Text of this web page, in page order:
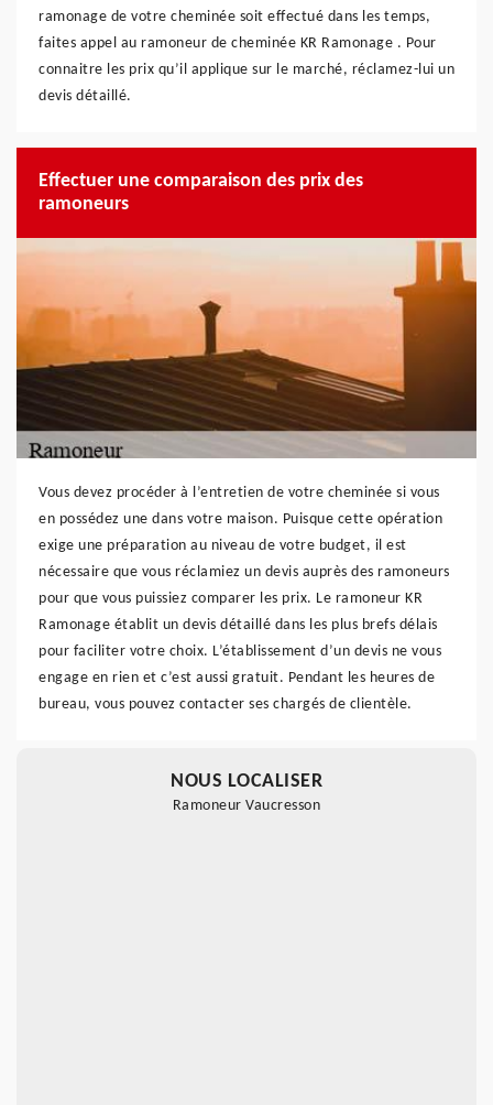
ramonage de votre cheminée soit effectué dans les temps,
faites appel au ramoneur de cheminée KR Ramonage . Pour
connaitre les prix qu’il applique sur le marché, réclamez-lui un
devis détaillé.
Effectuer une comparaison des prix des
ramoneurs
Vous devez procéder à l’entretien de votre cheminée si vous
en possédez une dans votre maison. Puisque cette opération
exige une préparation au niveau de votre budget, il est
nécessaire que vous réclamiez un devis auprès des ramoneurs
pour que vous puissiez comparer les prix. Le ramoneur KR
Ramonage établit un devis détaillé dans les plus brefs délais
pour faciliter votre choix. L’établissement d’un devis ne vous
engage en rien et c’est aussi gratuit. Pendant les heures de
bureau, vous pouvez contacter ses chargés de clientèle.
NOUS LOCALISER
Ramoneur Vaucresson